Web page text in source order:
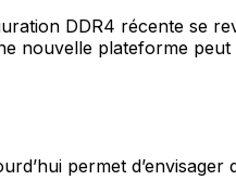
DDR4 récente se
nouvelle plateforme
permet